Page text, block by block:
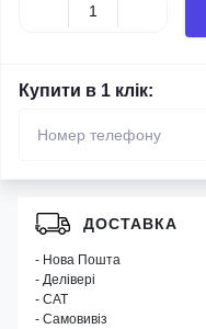
Купити в 1 клік:
ДОСТАВКА
- Нова Пошта
- Делівері
- САТ
- Самовивіз